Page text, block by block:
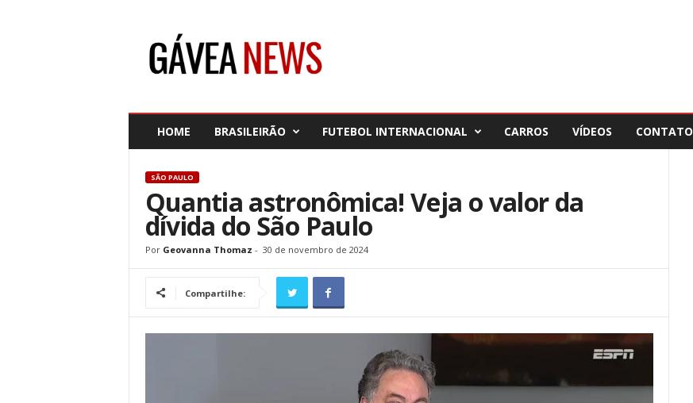
HOME BRASILEIRÃO FUTEBOL INTERNACIONAL CARROS VÍDEOS CONTATO
SÃO PAULO
Quantia astronômica! Veja o valor da
dívida do São Paulo
Por Geovanna Thomaz - 30 de novembro de 2024
Compartilhe: